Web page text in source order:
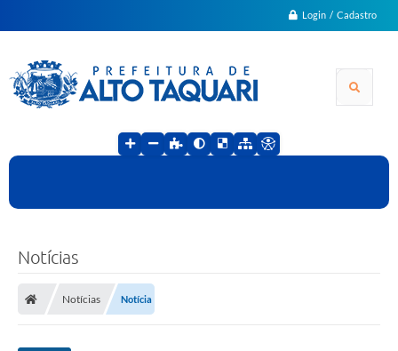
Login / Cadastro
Notícias
Notícias Notícia